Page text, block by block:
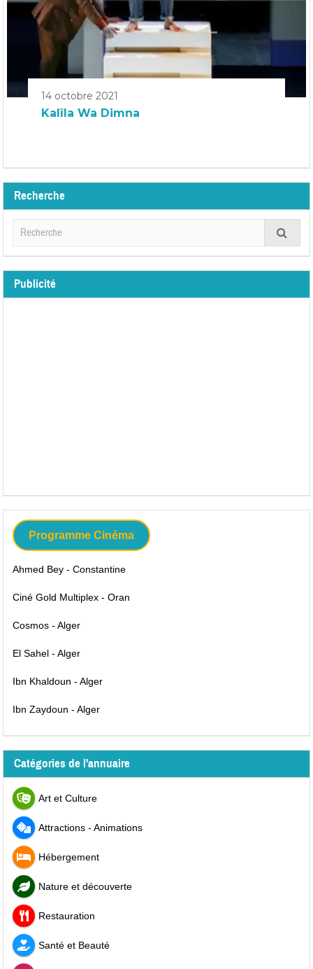
14 octobre 2021
Kalîla Wa Dimna
Recherche
Publicité
Programme Cinéma
Ahmed Bey - Constantine
Ciné Gold Multiplex - Oran
Cosmos - Alger
El Sahel - Alger
Ibn Khaldoun - Alger
Ibn Zaydoun - Alger
Catégories de l'annuaire
Art et Culture
Attractions - Animations
Hébergement
Nature et découverte
Restauration
Santé et Beauté